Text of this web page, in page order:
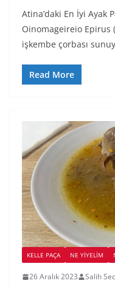
Atina’daki En İyi Ayak
Oinomageireio Epirus
işkembe çorbası
Read More
KELLE PAÇA NE YİYELİM
26 Aralık 2023 Salih